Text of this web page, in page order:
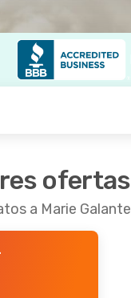
ofertas
a Marie Galante